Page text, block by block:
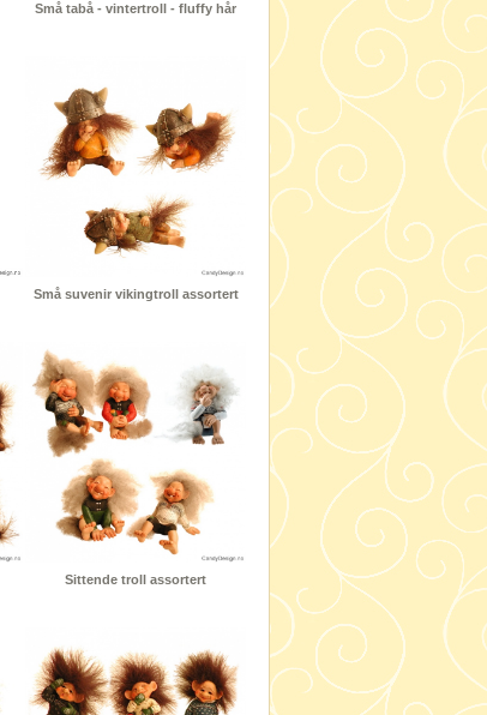
Små tabå - vintertroll - fluffy hår
Små suvenir vikingtroll assortert
Sittende troll assortert